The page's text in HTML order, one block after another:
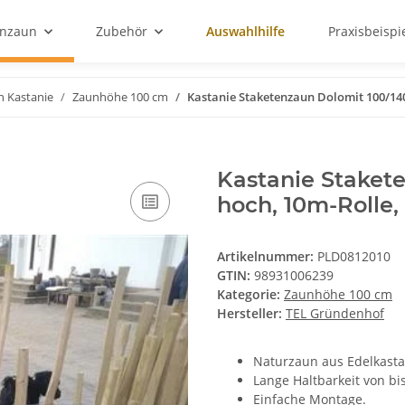
Zubehör Auswahlhilfe
Kastanie Zaunhöhe 100 cm Kastanie Staketenzaun Dolomit 100/
Kastanie
hoch, 10m-
Artikelnummer: PLD0812010
GTIN: 98931006239
Kategorie: Zaunhöhe 100 cm
Hersteller: TEL Gründenhof
Naturzaun aus
Lange Haltbarkeit von
Einfache Montage.